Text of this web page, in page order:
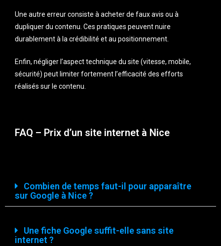
Une autre erreur consiste à acheter de faux avis ou à
dupliquer du contenu. Ces pratiques peuvent nuire
durablement à la crédibilité et au positionnement.
Enfin, négliger l’aspect technique du site (vitesse, mobile,
sécurité) peut limiter fortement l’efficacité des efforts
réalisés sur le contenu.
FAQ – Prix d’un site internet à Nice
Combien de temps faut-il pour apparaître
sur Google à Nice ?
Une fiche Google suffit-elle sans site
internet ?